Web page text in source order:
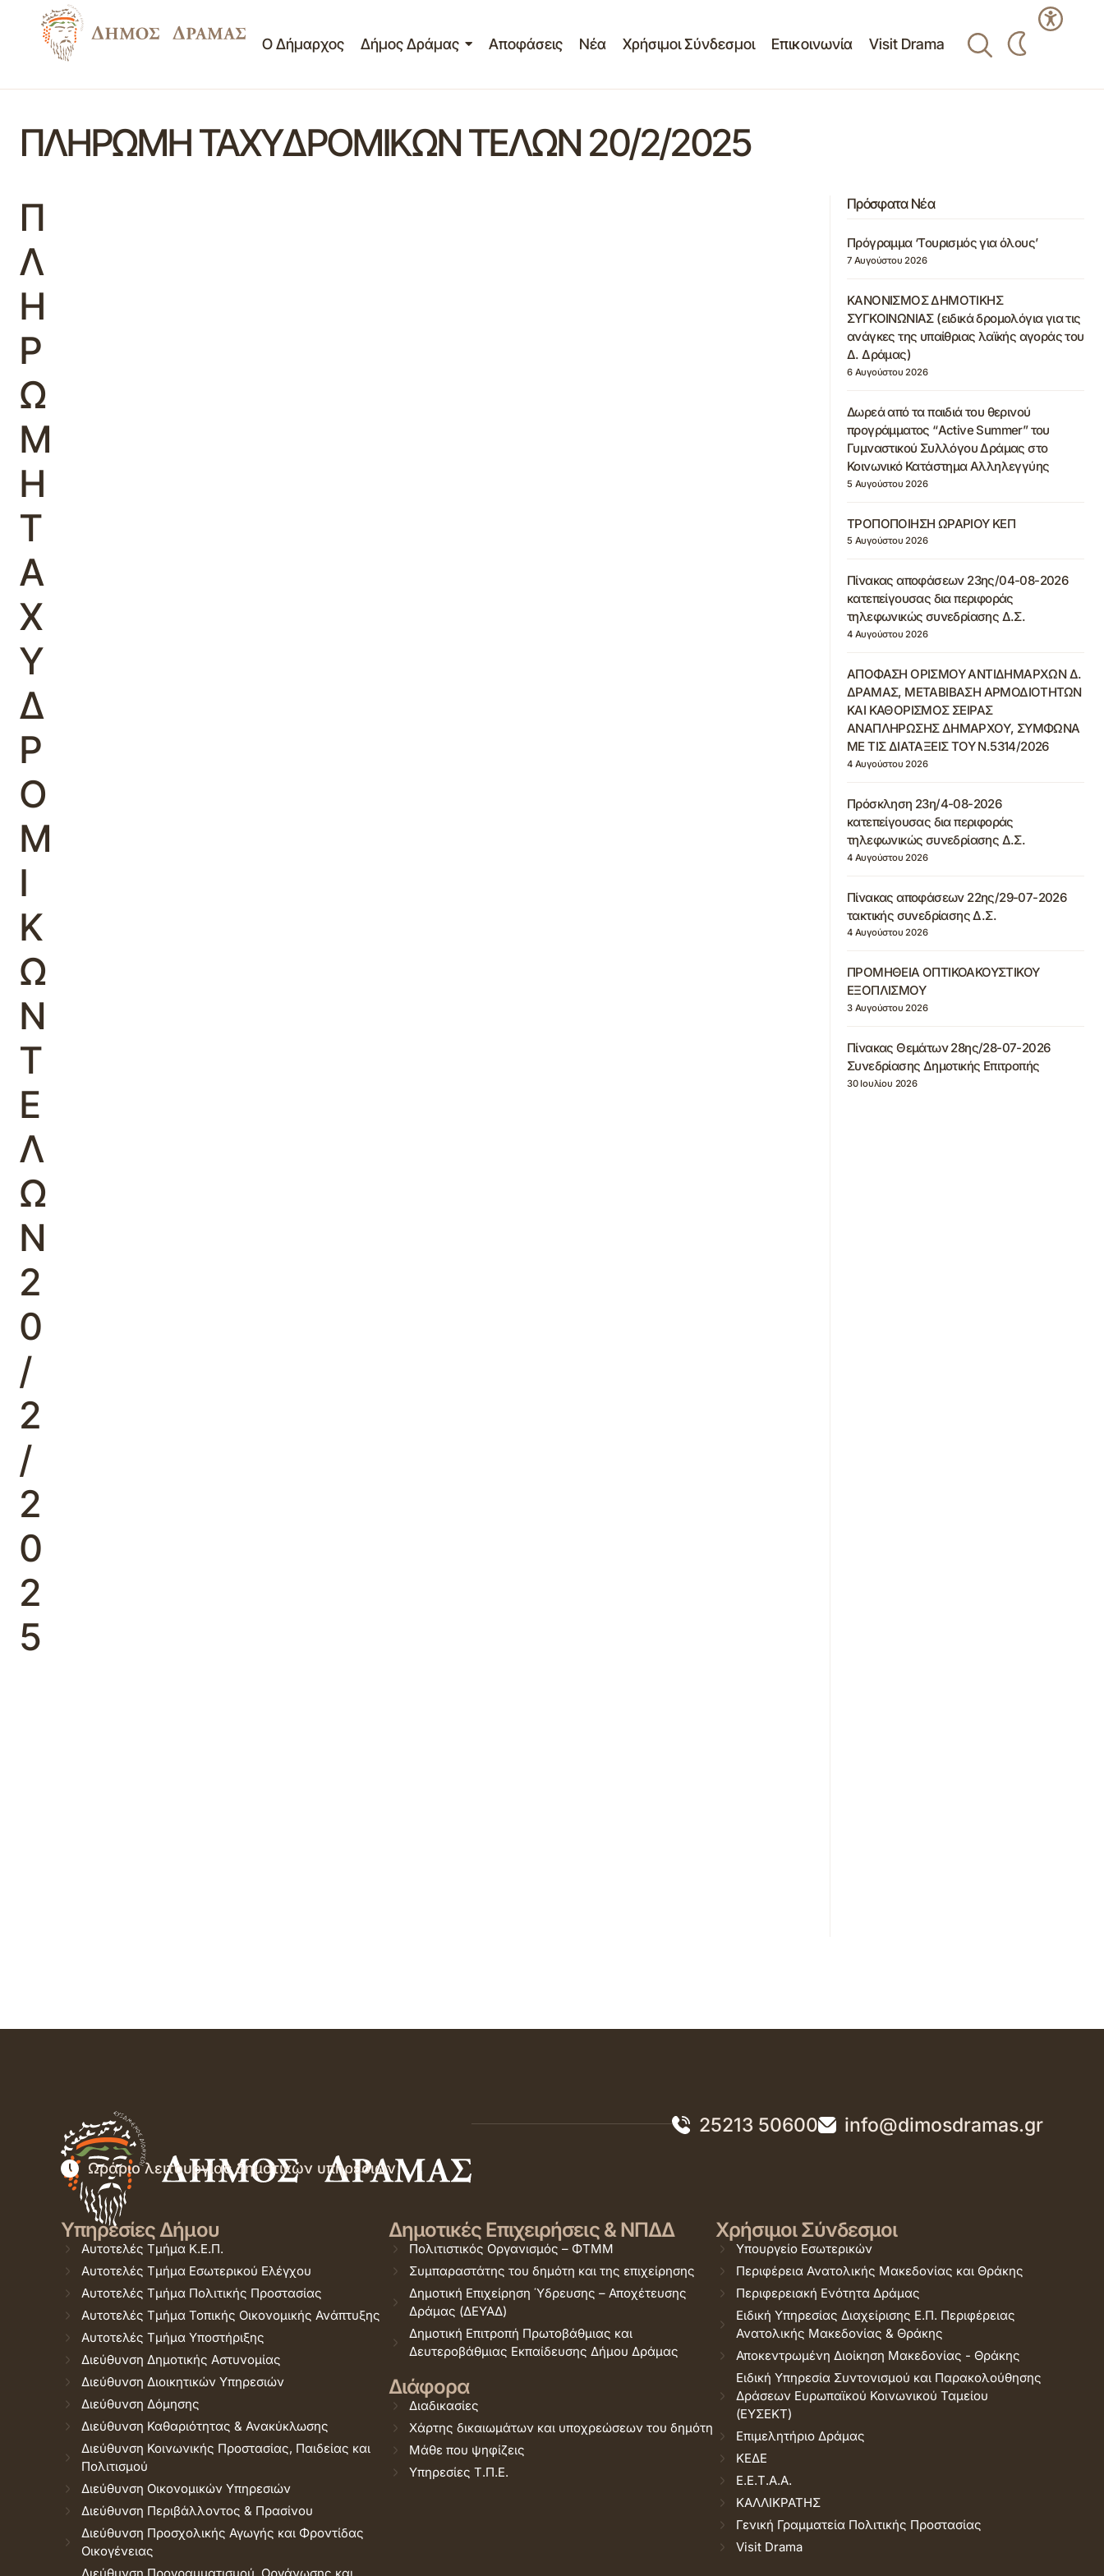
Ο Δήμαρχος Δήμος Δράμας Αποφάσεις Νέα Χρήσιμοι Σύνδεσμοι Επικοινωνία Visit Drama
ΠΛΗΡΩΜΗ ΤΑΧΥΔΡΟΜΙΚΩΝ ΤΕΛΩΝ 20/2/2025
Π
Λ
Η
Ρ
Ω
Μ
Η
Τ
Α
Χ
Υ
Δ
Ρ
Ο
Μ
Ι
Κ
Ω
Ν
Τ
Ε
Λ
Ω
Ν
2
0
/
2
/
2
0
2
5
Πρόσφατα Νέα
Πρόγραμμα ‘Τουρισμός για όλους’
7 Αυγούστου 2026
ΚΑΝΟΝΙΣΜΟΣ ΔΗΜΟΤΙΚΗΣ
ΣΥΓΚΟΙΝΩΝΙΑΣ (ειδικά δρομολόγια για τις
ανάγκες της υπαίθριας λαϊκής αγοράς του
Δ. Δράμας)
6 Αυγούστου 2026
Δωρεά από τα παιδιά του θερινού
προγράμματος “Active Summer” του
Γυμναστικού Συλλόγου Δράμας στο
Κοινωνικό Κατάστημα Αλληλεγγύης
5 Αυγούστου 2026
ΤΡΟΠΟΠΟΙΗΣΗ ΩΡΑΡΙΟΥ ΚΕΠ
5 Αυγούστου 2026
Πίνακας αποφάσεων 23ης/04-08-2026
κατεπείγουσας δια περιφοράς
τηλεφωνικώς συνεδρίασης Δ.Σ.
4 Αυγούστου 2026
ΑΠΟΦΑΣΗ ΟΡΙΣΜΟΥ ΑΝΤΙΔΗΜΑΡΧΩΝ Δ.
ΔΡΑΜΑΣ, ΜΕΤΑΒΙΒΑΣΗ ΑΡΜΟΔΙΟΤΗΤΩΝ
ΚΑΙ ΚΑΘΟΡΙΣΜΟΣ ΣΕΙΡΑΣ
ΑΝΑΠΛΗΡΩΣΗΣ ΔΗΜΑΡΧΟΥ, ΣΥΜΦΩΝΑ
ΜΕ ΤΙΣ ΔΙΑΤΑΞΕΙΣ ΤΟΥ Ν.5314/2026
4 Αυγούστου 2026
Πρόσκληση 23η/4-08-2026
κατεπείγουσας δια περιφοράς
τηλεφωνικώς συνεδρίασης Δ.Σ.
4 Αυγούστου 2026
Πίνακας αποφάσεων 22ης/29-07-2026
τακτικής συνεδρίασης Δ.Σ.
4 Αυγούστου 2026
ΠΡΟΜΗΘΕΙΑ ΟΠΤΙΚΟΑΚΟΥΣΤΙΚΟΥ
ΕΞΟΠΛΙΣΜΟΥ
3 Αυγούστου 2026
Πίνακας Θεμάτων 28ης/28-07-2026
Συνεδρίασης Δημοτικής Επιτροπής
30 Ιουλίου 2026
25213 50600 info@dimosdramas.gr
Ωράριο λειτουργίας δημοτικών υπηρεσιών
Υπηρεσίες Δήμου
Αυτοτελές Τμήμα Κ.Ε.Π.
Αυτοτελές Τμήμα Εσωτερικού Ελέγχου
Αυτοτελές Τμήμα Πολιτικής Προστασίας
Αυτοτελές Τμήμα Τοπικής Οικονομικής Ανάπτυξης
Αυτοτελές Τμήμα Υποστήριξης
Διεύθυνση Δημοτικής Αστυνομίας
Διεύθυνση Διοικητικών Υπηρεσιών
Διεύθυνση Δόμησης
Διεύθυνση Καθαριότητας & Ανακύκλωσης
Διεύθυνση Κοινωνικής Προστασίας, Παιδείας και
Πολιτισμού
Διεύθυνση Οικονομικών Υπηρεσιών
Διεύθυνση Περιβάλλοντος & Πρασίνου
Διεύθυνση Προσχολικής Αγωγής και Φροντίδας
Οικογένειας
Δημοτικές Επιχειρήσεις & ΝΠΔΔ
Πολιτιστικός Οργανισμός – ΦΤΜΜ
Συμπαραστάτης του δημότη και της επιχείρησης
Δημοτική Επιχείρηση Ύδρευσης – Αποχέτευσης
Δράμας (ΔΕΥΑΔ)
Δημοτική Επιτροπή Πρωτοβάθμιας και
Δευτεροβάθμιας Εκπαίδευσης Δήμου Δράμας
Διάφορα
Διαδικασίες
Χάρτης δικαιωμάτων και υποχρεώσεων του δημότη
Μάθε που ψηφίζεις
Υπηρεσίες Τ.Π.Ε.
Χρήσιμοι Σύνδεσμοι
Υπουργείο Εσωτερικών
Περιφέρεια Ανατολικής Μακεδονίας και Θράκης
Περιφερειακή Ενότητα Δράμας
Ειδική Υπηρεσίας Διαχείρισης Ε.Π. Περιφέρειας
Ανατολικής Μακεδονίας & Θράκης
Αποκεντρωμένη Διοίκηση Μακεδονίας - Θράκης
Ειδική Υπηρεσία Συντονισμού και Παρακολούθησης
Δράσεων Ευρωπαϊκού Κοινωνικού Ταμείου
(ΕΥΣΕΚΤ)
Επιμελητήριο Δράμας
ΚΕΔΕ
Ε.Ε.Τ.Α.Α.
ΚΑΛΛΙΚΡΑΤΗΣ
Γενική Γραμματεία Πολιτικής Προστασίας
Visit Drama